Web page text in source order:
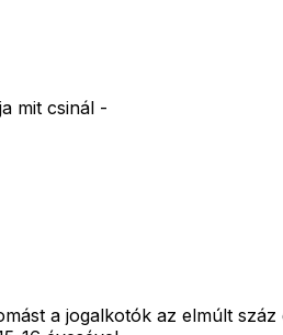
mit csinál -
a jogalkotók az elmúlt